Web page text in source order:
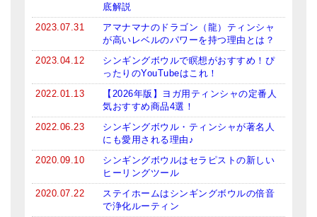
シンギングボウル入門本・CD
神々とつながるジュエリー
ヒーリング・マンダラポスター
ロゴステッカー・ポストカード各種
亡命チベット人尼僧のお守り・チャーム
チベット・マントラ・ヒーリングCD
底解説
2023.07.31
アマナマナのドラゴン（龍）ティンシャ
が高いレベルのパワーを持つ理由とは？
2023.04.12
シンギングボウルで瞑想がおすすめ！ぴ
ったりのYouTubeはこれ！
2022.01.13
【2026年版】ヨガ用ティンシャの定番人
気おすすめ商品4選！
2022.06.23
シンギングボウル・ティンシャが著名人
にも愛用される理由♪
2020.09.10
シンギングボウルはセラピストの新しい
ヒーリングツール
2020.07.22
ステイホームはシンギングボウルの倍音
で浄化ルーティン